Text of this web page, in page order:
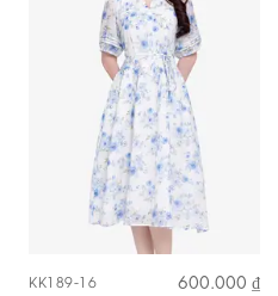
KK189-16
600.000 ₫